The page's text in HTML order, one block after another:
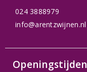
024 3888979
info@arentzwijnen.nl
Openingstijden